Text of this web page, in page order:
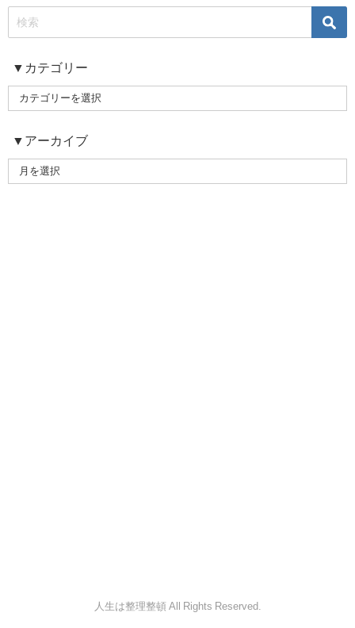
▼カテゴリー
▼アーカイブ
人生は整理整頓 All Rights Reserved.